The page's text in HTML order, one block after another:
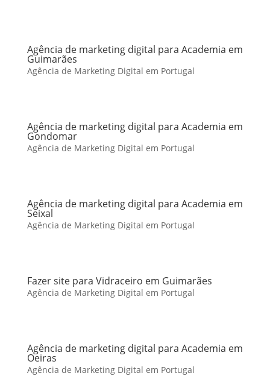
Agência de marketing digital para Academia em
Guimarães
Agência de Marketing Digital em Portugal
Agência de marketing digital para Academia em
Gondomar
Agência de Marketing Digital em Portugal
Agência de marketing digital para Academia em
Seixal
Agência de Marketing Digital em Portugal
Fazer site para Vidraceiro em Guimarães
Agência de Marketing Digital em Portugal
Agência de marketing digital para Academia em
Oeiras
Agência de Marketing Digital em Portugal